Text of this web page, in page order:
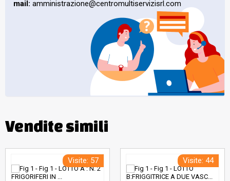
mail: amministrazione@centromultiservizisrl.com
Vendite simili
Visite: 57 Visite: 44